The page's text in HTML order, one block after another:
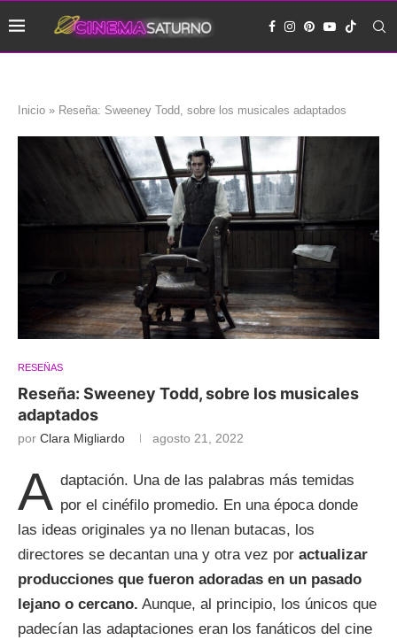
Inicio » Reseña: Sweeney Todd, sobre los musicales adaptados
RESEÑAS
Reseña: Sweeney Todd, sobre los musicales
adaptados
por Clara Migliardo agosto 21, 2022
A daptación. Una de las palabras más temidas
por el cinéfilo promedio. En una época donde
las ideas originales ya no llenan butacas, los
directores se decantan una y otra vez por actualizar
producciones que fueron adoradas en un pasado
lejano o cercano. Aunque, al principio, los únicos que
padecían las adaptaciones eran los fanáticos del cine